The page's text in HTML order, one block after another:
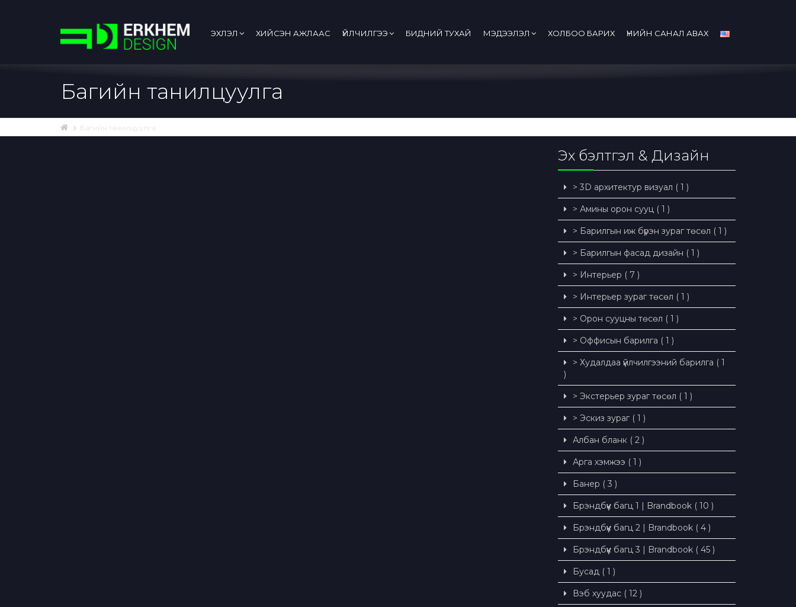
ЭХЛЭЛ ХИЙСЭН АЖЛААС ҮЙЛЧИЛГЭЭ БИДНИЙ ТУХАЙ МЭДЭЭЛЭЛ ХОЛБОО БАРИХ ҮНИЙН САНАЛ АВАХ
Багийн танилцуулга
Багийн танилцуулга
Эх бэлтгэл & Дизайн
> 3D архитектур визуал ( 1 )
> Амины орон сууц ( 1 )
> Барилгын иж бүрэн зураг төсөл ( 1 )
> Барилгын фасад дизайн ( 1 )
> Интерьер ( 7 )
> Интерьер зураг төсөл ( 1 )
> Орон сууцны төсөл ( 1 )
> Оффисын барилга ( 1 )
> Худалдаа үйлчилгээний барилга ( 1
)
> Экстерьер зураг төсөл ( 1 )
> Эскиз зураг ( 1 )
Албан бланк ( 2 )
Арга хэмжээ ( 1 )
Банер ( 3 )
Брэндбүүк багц 1 | Brandbook ( 10 )
Брэндбүүк багц 2 | Brandbook ( 4 )
Брэндбүүк багц 3 | Brandbook ( 45 )
Бусад ( 1 )
Вэб хуудас ( 12 )